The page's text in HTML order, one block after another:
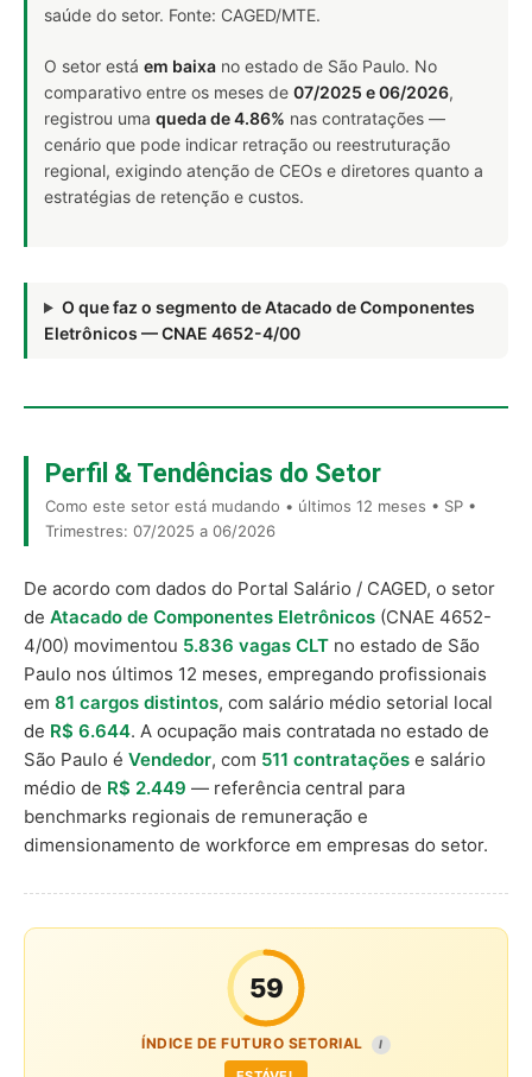
saúde do setor. Fonte: CAGED/MTE.
O setor está em baixa no estado de São Paulo. No
comparativo entre os meses de 07/2025 e 06/2026,
registrou uma queda de 4.86% nas contratações —
cenário que pode indicar retração ou reestruturação
regional, exigindo atenção de CEOs e diretores quanto a
estratégias de retenção e custos.
O que faz o segmento de Atacado de Componentes
Eletrônicos — CNAE 4652-4/00
Perfil & Tendências do Setor
Como este setor está mudando • últimos 12 meses • SP •
Trimestres: 07/2025 a 06/2026
De acordo com dados do Portal Salário / CAGED, o setor
de Atacado de Componentes Eletrônicos (CNAE 4652-
4/00) movimentou 5.836 vagas CLT no estado de São
Paulo nos últimos 12 meses, empregando profissionais
em 81 cargos distintos, com salário médio setorial local
de R$ 6.644. A ocupação mais contratada no estado de
São Paulo é Vendedor, com 511 contratações e salário
médio de R$ 2.449 — referência central para
benchmarks regionais de remuneração e
dimensionamento de workforce em empresas do setor.
59
ÍNDICE DE FUTURO SETORIAL I